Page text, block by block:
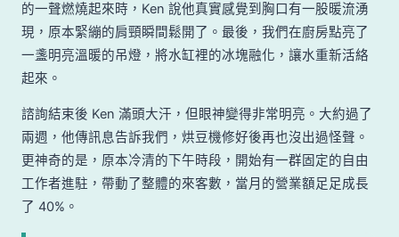
的一聲燃燒起來時，Ken 說他真實感覺到胸口有一股暖流湧
現，原本緊繃的肩頸瞬間鬆開了。最後，我們在廚房點亮了
一盞明亮溫暖的吊燈，將水缸裡的冰塊融化，讓水重新活絡
起來。
諮詢結束後 Ken 滿頭大汗，但眼神變得非常明亮。大約過了
兩週，他傳訊息告訴我們，烘豆機修好後再也沒出過怪聲。
更神奇的是，原本冷清的下午時段，開始有一群固定的自由
工作者進駐，帶動了整體的來客數，當月的營業額足足成長
了 40%。